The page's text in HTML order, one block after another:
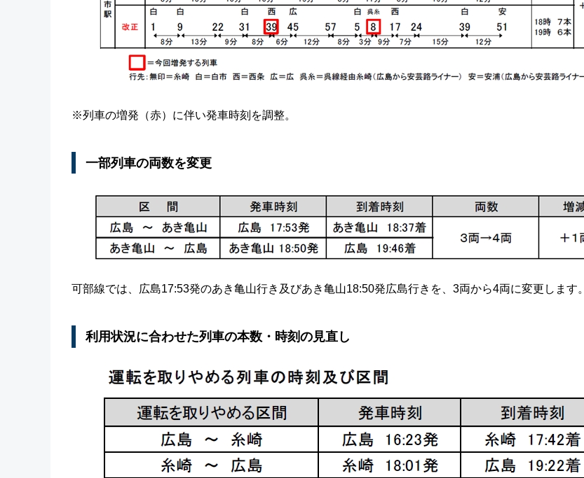
※列車の増発（赤）に伴い発車時刻を調整。
一部列車の両数を変更
可部線では、広島17:53発のあき亀山行き及びあき亀山18:50発広島行きを、3両から4両に変更します。
利用状況に合わせた列車の本数・時刻の見直し